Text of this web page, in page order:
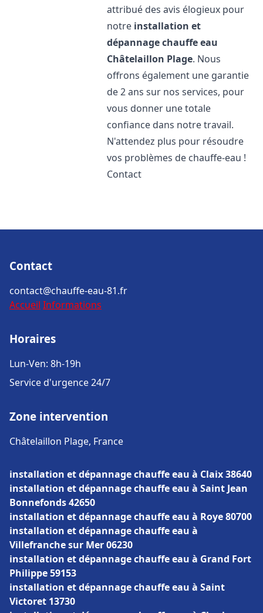
attribué des avis élogieux pour
notre installation et
dépannage chauffe eau
Châtelaillon Plage. Nous
offrons également une garantie
de 2 ans sur nos services, pour
vous donner une totale
confiance dans notre travail.
N'attendez plus pour résoudre
vos problèmes de chauffe-eau !
Contact
Contact
contact@chauffe-eau-81.fr
Accueil Informations
Horaires
Lun-Ven: 8h-19h
Service d'urgence 24/7
Zone intervention
Châtelaillon Plage, France
installation et dépannage chauffe eau à Claix 38640
installation et dépannage chauffe eau à Saint Jean
Bonnefonds 42650
installation et dépannage chauffe eau à Roye 80700
installation et dépannage chauffe eau à
Villefranche sur Mer 06230
installation et dépannage chauffe eau à Grand Fort
Philippe 59153
installation et dépannage chauffe eau à Saint
Victoret 13730